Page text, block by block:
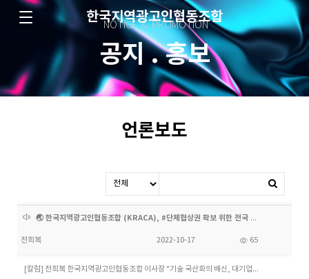
한국지역광고인협동조합
NOTICE & PROMOTION
공지 . 홍보
언론보도
🌏 한국지역광고인협동조합 (KRACA), #단체협상권 확보 위한 전국 지부 결성 #조합설명회 가맹점모집, 플랫폼(상품)도입 설명회 개최 ▴10월 14일 예비 #전국지부장 대상
전희복 65
2022-10-17
[칼럼] 전희복 한국지역광고인협동조합 이사장 "기술 국산화의 배신, 대기업의 '약탈적 갑질'이 중-소기업 제조업의 미래를 죽인다" 기술 국산화의 배신, 대기업의 '약탈적 갑질'